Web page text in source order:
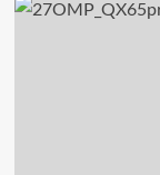
arranca